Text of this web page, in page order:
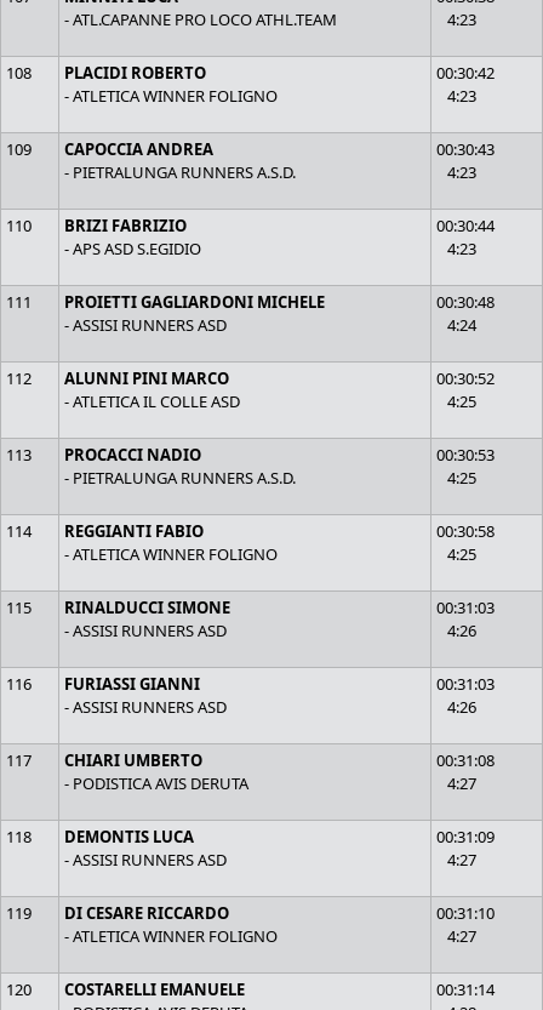
- ATL.CAPANNE PRO LOCO ATHL.TEAM
4:23
108
PLACIDI ROBERTO
- ATLETICA WINNER FOLIGNO
00:30:42
4:23
109
CAPOCCIA ANDREA
- PIETRALUNGA RUNNERS A.S.D.
00:30:43
4:23
110
BRIZI FABRIZIO
- APS ASD S.EGIDIO
00:30:44
4:23
111
PROIETTI GAGLIARDONI MICHELE
- ASSISI RUNNERS ASD
00:30:48
4:24
112
ALUNNI PINI MARCO
- ATLETICA IL COLLE ASD
00:30:52
4:25
113
PROCACCI NADIO
- PIETRALUNGA RUNNERS A.S.D.
00:30:53
4:25
114
REGGIANTI FABIO
- ATLETICA WINNER FOLIGNO
00:30:58
4:25
115
RINALDUCCI SIMONE
- ASSISI RUNNERS ASD
00:31:03
4:26
116
FURIASSI GIANNI
- ASSISI RUNNERS ASD
00:31:03
4:26
117
CHIARI UMBERTO
- PODISTICA AVIS DERUTA
00:31:08
4:27
118
DEMONTIS LUCA
- ASSISI RUNNERS ASD
00:31:09
4:27
119
DI CESARE RICCARDO
- ATLETICA WINNER FOLIGNO
00:31:10
4:27
120
COSTARELLI EMANUELE
00:31:14